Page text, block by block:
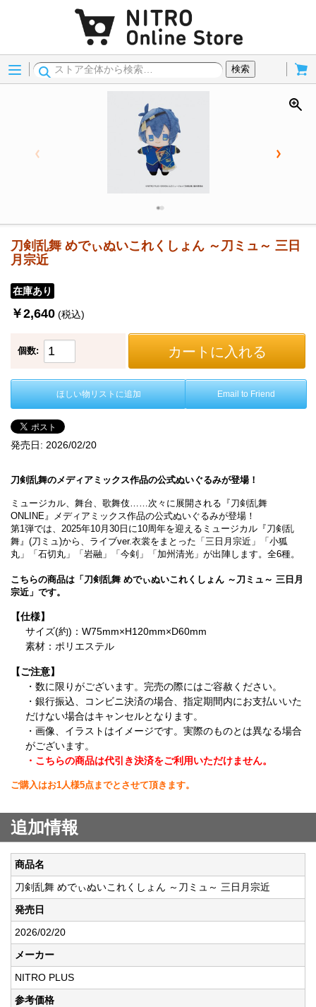
Menu
検索
刀剣乱舞 めでぃぬいこれくしょん ～刀ミュ～ 三日
月宗近
在庫あり
￥2,640 (税込)
個数: カートに入れる
ほしい物リストに追加 Email to Friend
発売日: 2026/02/20
刀剣乱舞のメディアミックス作品の公式ぬいぐるみが登場！
ミュージカル、舞台、歌舞伎……次々に展開される『刀剣乱舞
ONLINE』メディアミックス作品の公式ぬいぐるみが登場！
第1弾では、2025年10月30日に10周年を迎えるミュージカル『刀剣乱
舞』(刀ミュ)から、ライブver.衣裳をまとった「三日月宗近」「小狐
丸」「石切丸」「岩融」「今剣」「加州清光」が出陣します。全6種。
こちらの商品は「刀剣乱舞 めでぃぬいこれくしょん ～刀ミュ～ 三日月
宗近」です。
【仕様】
サイズ(約)：W75mm×H120mm×D60mm
素材：ポリエステル
【ご注意】
・数に限りがございます。完売の際にはご容赦ください。
・銀行振込、コンビニ決済の場合、指定期間内にお支払いいた
だけない場合はキャンセルとなります。
・画像、イラストはイメージです。実際のものとは異なる場合
がございます。
・こちらの商品は代引き決済をご利用いただけません。
ご購入はお1人様5点までとさせて頂きます。
追加情報
商品名
刀剣乱舞 めでぃぬいこれくしょん ～刀ミュ～ 三日月宗近
発売日
2026/02/20
メーカー
NITRO PLUS
参考価格